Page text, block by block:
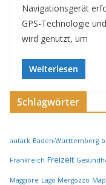
Navigationsgerät
GPS-Technologie
wird genutzt, um
Weiterlesen
Schlagwörter
autark Baden-Württemberg
Frankreich Freizeit
Maggiore Lago Mergozzo